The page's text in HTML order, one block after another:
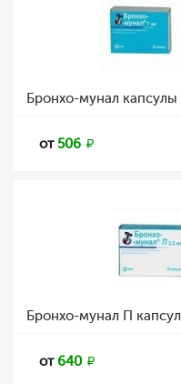
Бронхо-мунал капсулы
от506
Бронхо-мунал П
от640